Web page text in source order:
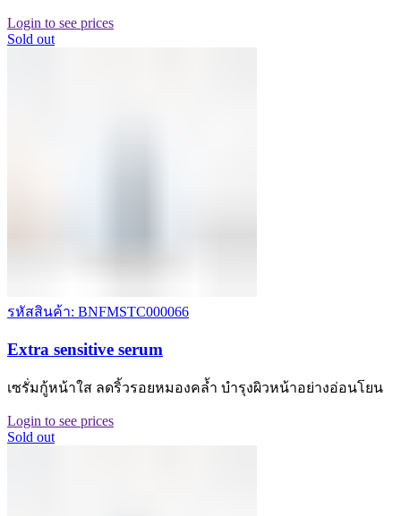
Login to see prices
Sold out
รหัสสินค้า: BNFMSTC000066
Extra sensitive serum
เซรั่มกู้หน้าใส ลดริ้วรอยหมองคล้ำ บำรุงผิวหน้าอย่างอ่อนโยน
Login to see prices
Sold out